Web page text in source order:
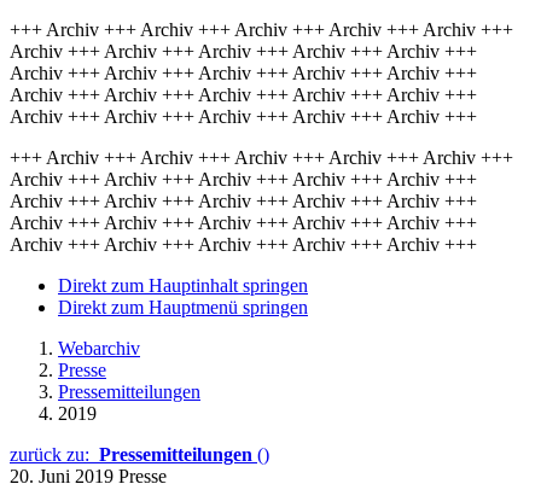
+++ Archiv +++ Archiv +++ Archiv +++ Archiv +++ Archiv +++
Archiv +++ Archiv +++ Archiv +++ Archiv +++ Archiv +++
Archiv +++ Archiv +++ Archiv +++ Archiv +++ Archiv +++
Archiv +++ Archiv +++ Archiv +++ Archiv +++ Archiv +++
Archiv +++ Archiv +++ Archiv +++ Archiv +++ Archiv +++
+++ Archiv +++ Archiv +++ Archiv +++ Archiv +++ Archiv +++
Archiv +++ Archiv +++ Archiv +++ Archiv +++ Archiv +++
Archiv +++ Archiv +++ Archiv +++ Archiv +++ Archiv +++
Archiv +++ Archiv +++ Archiv +++ Archiv +++ Archiv +++
Archiv +++ Archiv +++ Archiv +++ Archiv +++ Archiv +++
Direkt zum Hauptinhalt springen
Direkt zum Hauptmenü springen
Webarchiv
Presse
Pressemitteilungen
2019
zurück zu: Pressemitteilungen ()
20. Juni 2019 Presse